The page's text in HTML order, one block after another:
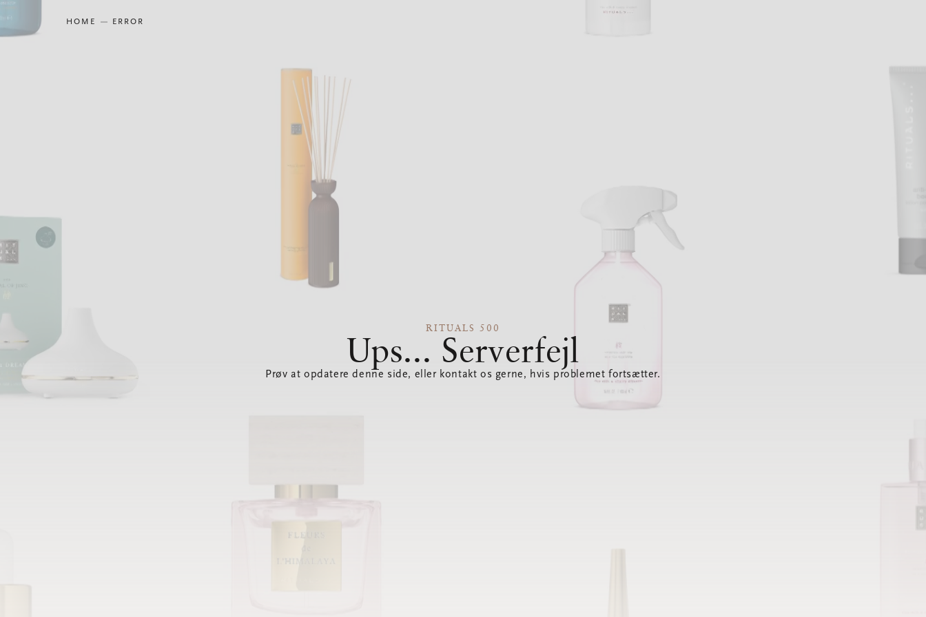
HOME ERROR
RITUALS 500
Ups... Serverfejl
Prøv at opdatere denne side, eller kontakt os gerne, hvis problemet fortsætter.